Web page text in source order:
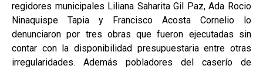
regidores municipales Liliana Saharita Gil Paz, Ada Rocio
Ninaquispe Tapia y Francisco Acosta Cornelio lo
denunciaron por tres obras que fueron ejecutadas sin
contar con la disponibilidad presupuestaria entre otras
irregularidades. Además pobladores del caserío de